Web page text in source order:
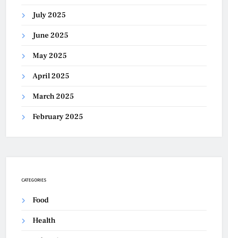
July 2025
June 2025
May 2025
April 2025
March 2025
February 2025
CATEGORIES
Food
Health